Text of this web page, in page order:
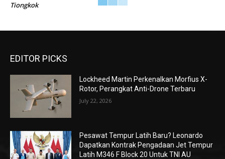
Tiongkok
EDITOR PICKS
Lockheed Martin Perkenalkan Morfius X-
Rotor, Perangkat Anti-Drone Terbaru
July 22, 2026
Pesawat Tempur Latih Baru? Leonardo
Dapatkan Kontrak Pengadaan Jet Tempur
Latih M346 F Block 20 Untuk TNI AU